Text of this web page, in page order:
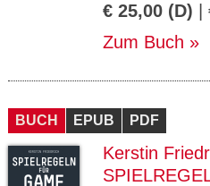
€ 25,00 (D)
Zum Buch
BUCH EPUB PDF
Kerstin